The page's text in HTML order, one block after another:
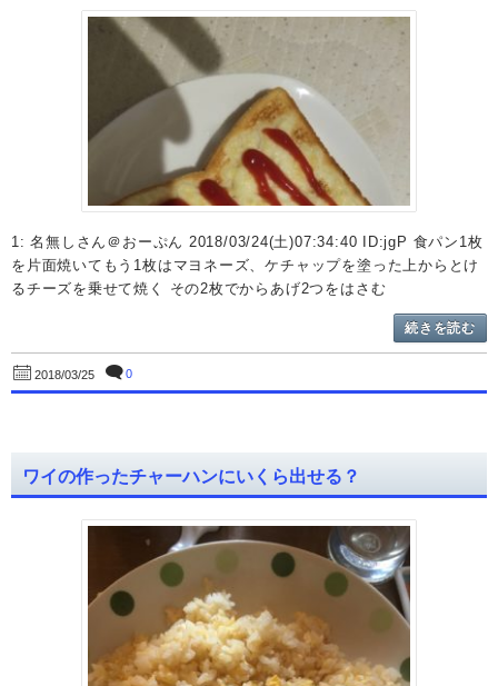
1: 名無しさん＠おーぷん 2018/03/24(土)07:34:40 ID:jgP 食パン1枚
を片面焼いてもう1枚はマヨネーズ、ケチャップを塗った上からとけ
るチーズを乗せて焼く その2枚でからあげ2つをはさむ
続きを読む
2018/03/25 0
ワイの作ったチャーハンにいくら出せる？